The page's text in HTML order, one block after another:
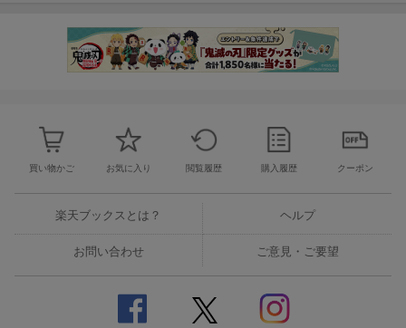
ループとお客様1名での撮影会になります)
▼個別サイン会：通常盤4枚＋メンバー盤4枚の計8枚購入で1回参
加 (ご希望のメンバー1名がお客様のお名前を先着予約購入特典の
【対象商品】
Major 6th Single「Call Me Asap / NUMBER」 (2026年7月15日発
売)
・通常盤A PCCA-06514 ￥1,650円（税込）
・通常盤B PCCA-06515 ￥1,650円（税込）
・初回生産限定「志村玲於」盤 PCCA-06516 ￥1,650円（税込）
・初回生産限定「古川毅」盤 PCCA-06517 ￥1,650円（税込）
・初回生産限定「ジャン海渡」盤 PCCA-06518 ￥1,650円（税
買い物かご お気に入り 閲覧履歴 購入履歴 クーポン
楽天ブックスとは？ ヘルプ
お問い合わせ ご意見・ご要望